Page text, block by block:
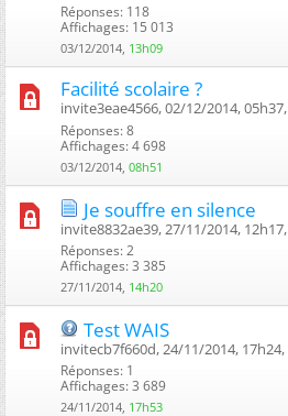
Réponses: 118
Affichages: 15 013
03/12/2014, 13h09
Facilité scolaire ?
invite3eae4566, 02/12/2014, 05h37, ‎
Réponses: 8
Affichages: 4 698
03/12/2014, 08h51
Je souffre en silence
invite8832ae39, 27/11/2014, 12h17, ‎
Réponses: 2
Affichages: 3 385
27/11/2014, 14h20
Test WAIS
invitecb7f660d, 24/11/2014, 17h24, ‎
Réponses: 1
Affichages: 3 689
24/11/2014, 17h53